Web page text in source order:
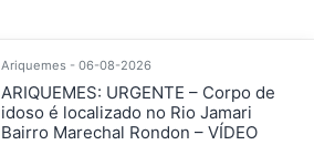
Ariquemes - 06-08-2026
ARIQUEMES: URGENTE – Corpo de
idoso é localizado no Rio Jamari
Bairro Marechal Rondon – VÍDEO